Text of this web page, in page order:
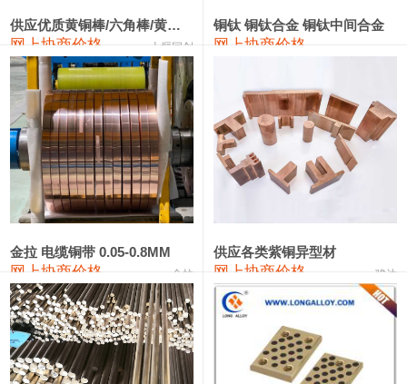
金属硅3303#-2202# 10,400—14,200 12,300 0
漆包线 111,970—115,970 113,970
磷铜合金 110,800—117,600 114,200 400
无氧铜丝(硬) 109,710—110,010 109,860
R410A专用紫铜管 113,700—113,700
铸造铝合金锭(A380） 26,300—26,500 26,400 100
铝合金ADC12 24,200—24,400 100
铸造铝合金锭(ZL102) 24,300—24,500 24,400
供应优质黄铜棒/六角棒/黄铜方板
网上协商价格 十堰同创
铜钛 铜钛合金 铜钛中间合金
网上协商价格
金拉 电缆铜带 0.05-0.8MM
网上协商价格 金拉
供应各类紫铜异型材
网上协商价格 骏达